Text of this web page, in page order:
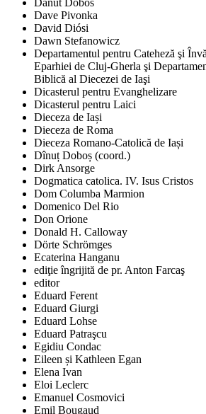
Danut Dobos
Dave Pivonka
David Diósi
Dawn Stefanowicz
Departamentul pentru Cateheză şi
Eparhiei de Cluj-Gherla şi
Biblică al Diecezei de Iaşi
Dicasterul pentru Evanghelizare
Dicasterul pentru Laici
Dieceza de Iași
Dieceza de Roma
Dieceza Romano-Catolică de Iași
Dînuț Doboș (coord.)
Dirk Ansorge
Dogmatica catolica. IV. Isus Cristos
Dom Columba Marmion
Domenico Del Rio
Don Orione
Donald H. Calloway
Dörte Schrömges
Ecaterina Hanganu
ediţie îngrijită de pr. Anton Farcaş
editor
Eduard Ferent
Eduard Giurgi
Eduard Lohse
Eduard Patraşcu
Egidiu Condac
Eileen și Kathleen Egan
Elena Ivan
Eloi Leclerc
Emanuel Cosmovici
Emil Bougaud